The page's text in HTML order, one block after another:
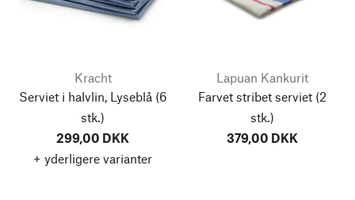
Kracht
Serviet i halvlin, Lyseblå (6
stk.)
299,00 DKK
+ yderligere varianter
Lapuan Kankurit
Farvet stribet serviet (2
stk.)
379,00 DKK